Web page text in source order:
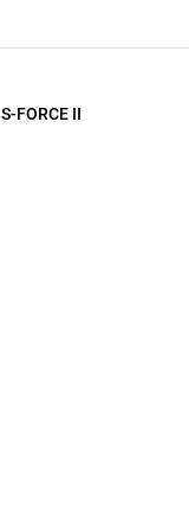
S-FORCE II